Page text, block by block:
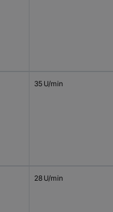
35 U/min
28 U/min